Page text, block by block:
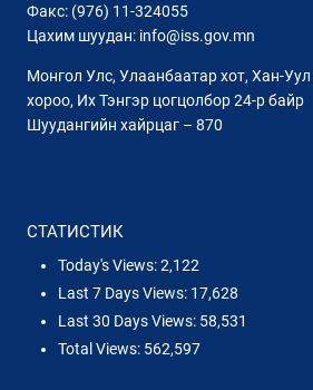
Факс: (976) 11-324055
Цахим шуудан: info@iss.gov.mn
Монгол Улс, Улаанбаатар хот, Хан-Уул
хороо, Их Тэнгэр цогцолбор 24-р байр
Шуудангийн хайрцаг – 870
СТАТИСТИК
Today's Views:2,122
Last 7 Days Views: 17,628
Last 30 Days Views: 58,531
Total Views: 562,597